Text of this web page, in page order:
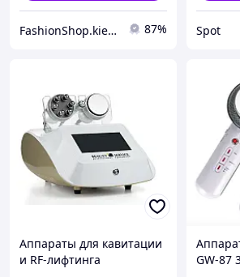
FashionShop.kiev.ua - Материалы для красоты 87% Spot
Аппараты для кавитации
и RF-лифтинга
GW-87